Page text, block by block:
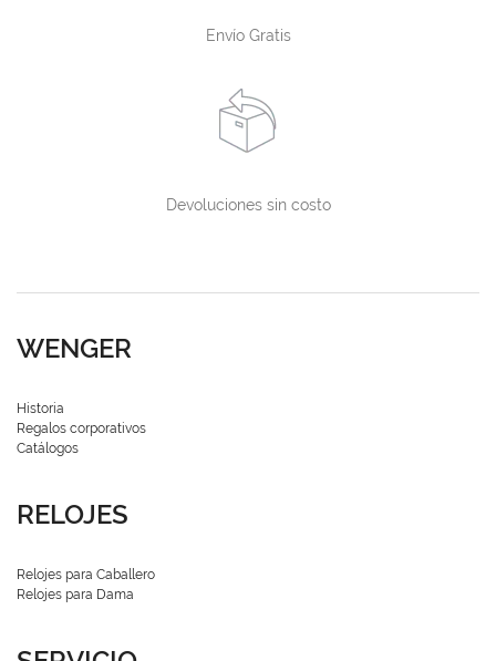
Envío Gratis
Devoluciones sin costo
WENGER
Historia
Regalos corporativos
Catálogos
RELOJES
Relojes para Caballero
Relojes para Dama